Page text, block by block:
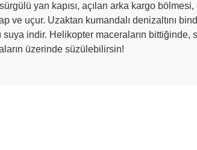
yan kapısı, açılan arka kargo
uçur. Uzaktan kumandalı denizaltını
indir. Helikopter maceraların bittiğinde,
üzerinde süzülebilirsin!